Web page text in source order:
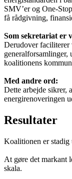
SMV’er og One-
få rådgivning,
Som sekretariat er
Derudover faciliterer
generalforsamlinger,
koalitionens
Med andre ord:
Dette arbejde sikrer,
energirenoveringen
Resultater
Koalitionen er stadig
At gøre det markant
skala.